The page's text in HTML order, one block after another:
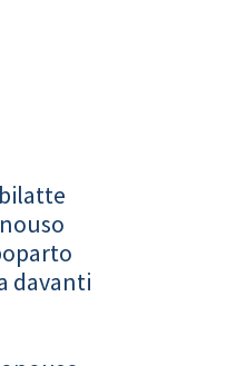
davanti